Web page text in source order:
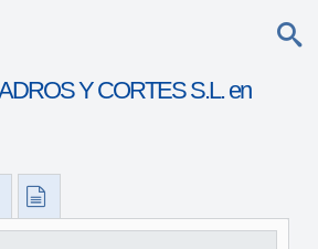
Y CORTES S.L. en